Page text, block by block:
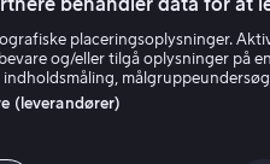
behandler data for at
placeringsoplysninger.
og/eller tilgå oplysninger på
(leverandører)